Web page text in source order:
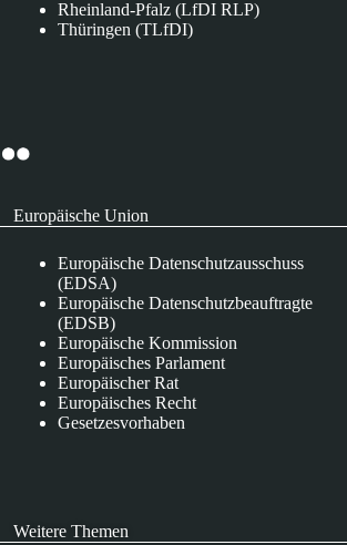
Rheinland-Pfalz (LfDI RLP)
Thüringen (TLfDI)
Europäische Union
Europäische Datenschutzausschuss
(EDSA)
Europäische Datenschutzbeauftragte
(EDSB)
Europäische Kommission
Europäisches Parlament
Europäischer Rat
Europäisches Recht
Gesetzesvorhaben
Weitere Themen